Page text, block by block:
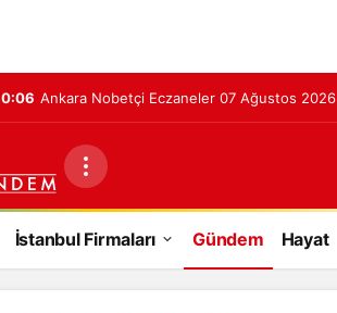
0:06 Ankara Nobetçi Eczaneler 07 Ağustos 2026
İstanbul Firmaları Gündem Hayat